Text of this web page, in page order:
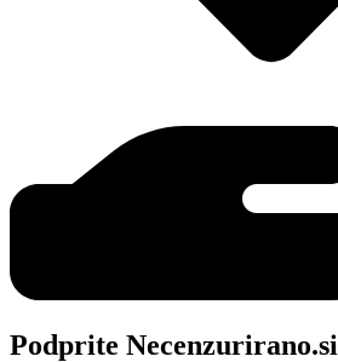
Podprite Necenzurirano.si